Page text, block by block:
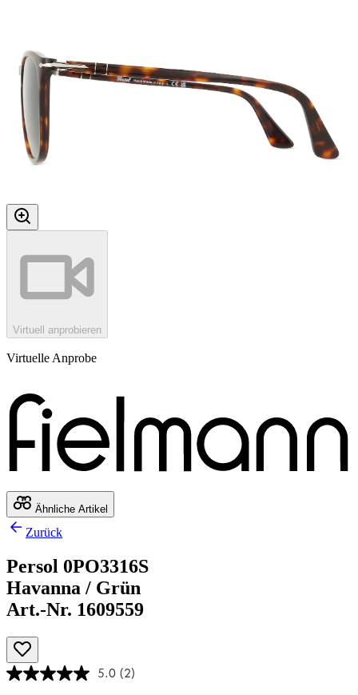
Virtuell anprobieren
Virtuelle Anprobe
Ähnliche Artikel
Zurück
Persol 0PO3316S
Havanna / Grün
Art.-Nr. 1609559
5.0 (2)